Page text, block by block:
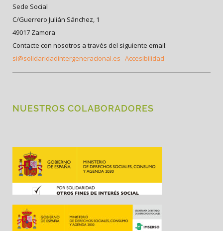
Sede Social
C/Guerrero Julián Sánchez, 1
49017 Zamora
Contacte con nosotros a través del siguiente email:
si@solidaridadintergeneracional.es Accesibilidad
NUESTROS COLABORADORES